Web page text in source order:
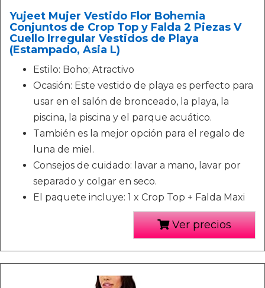
Yujeet Mujer Vestido Flor Bohemia
Conjuntos de Crop Top y Falda 2 Piezas V
Cuello Irregular Vestidos de Playa
(Estampado, Asia L)
Estilo: Boho; Atractivo
Ocasión: Este vestido de playa es perfecto para
usar en el salón de bronceado, la playa, la
piscina, la piscina y el parque acuático.
También es la mejor opción para el regalo de
luna de miel.
Consejos de cuidado: lavar a mano, lavar por
separado y colgar en seco.
El paquete incluye: 1 x Crop Top + Falda Maxi
Ver precios